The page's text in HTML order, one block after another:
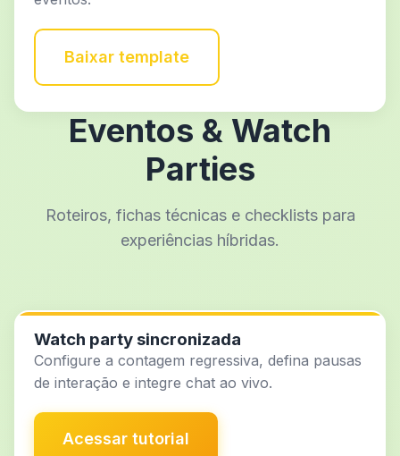
Baixar template
Eventos & Watch
Parties
Roteiros, fichas técnicas e checklists para
experiências híbridas.
Watch party sincronizada
Configure a contagem regressiva, defina pausas
de interação e integre chat ao vivo.
Acessar tutorial